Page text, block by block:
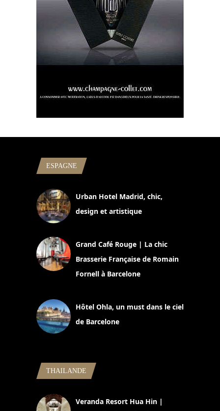
ESPAGNE
Urban Hotel Madrid, chic,
design et artistique
Grand Café Rouge | La chic
Brasserie Française de Romain
Fornell à Barcelone
Hôtel Ohla, un must dans le ciel
de Barcelone
THAILANDE
Veranda Resort Hua Hin |